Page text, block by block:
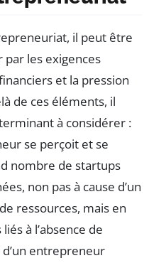
il peut être
par les exigences
et la pression
de ces éléments, il
à considérer :
se perçoit et se
nombre de startups
non pas à cause d’un
ressources, mais en
à l’absence de
d’un entrepreneur